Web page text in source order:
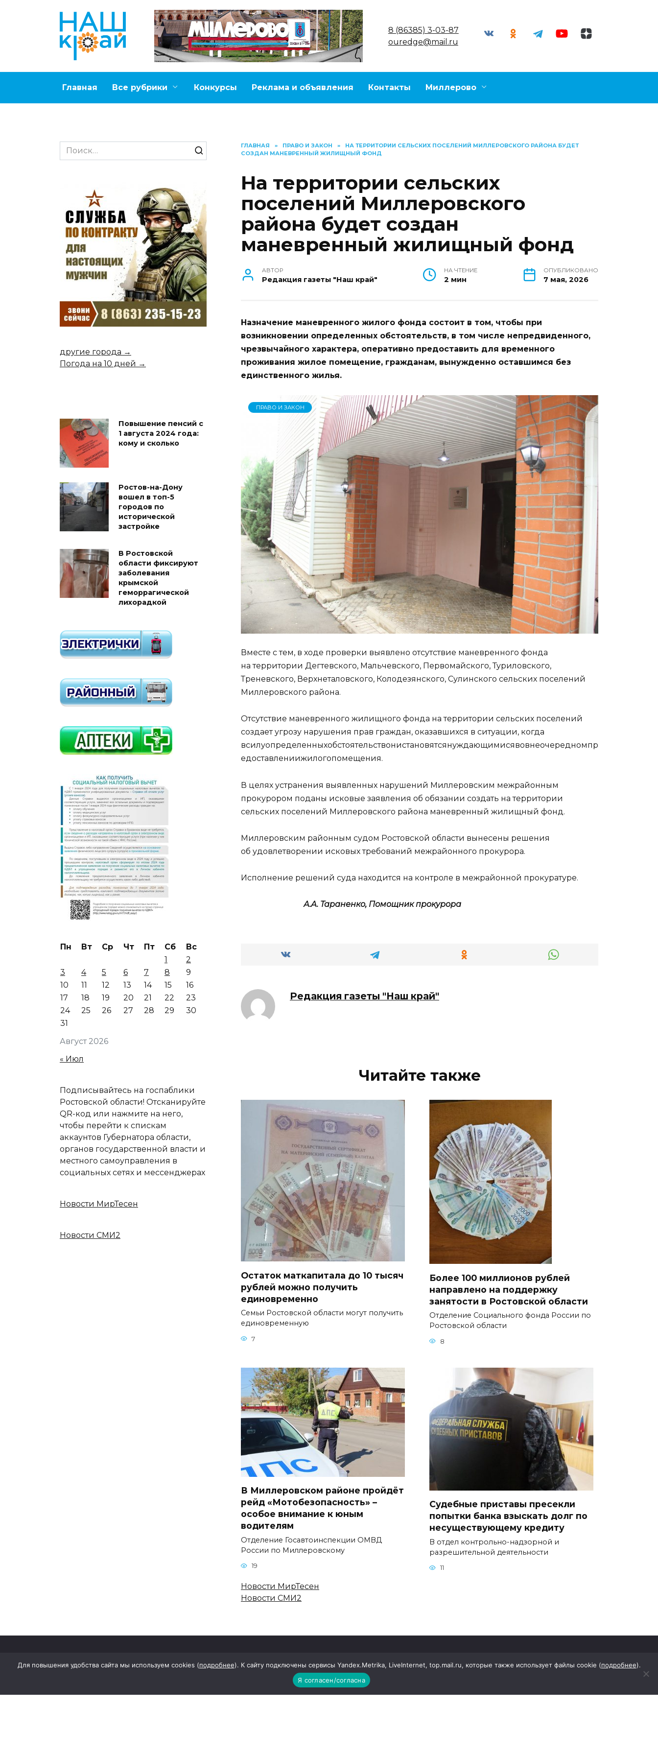
8 (86385) 3-03-87
ouredge@mail.ru
Главная Все рубрики Конкурсы Реклама и объявления Контакты Миллерово
ГЛАВНАЯ » ПРАВО И ЗАКОН »
НА ТЕРРИТОРИИ СЕЛЬСКИХ ПОСЕЛЕНИЙ МИЛЛЕРОВСКОГО РАЙОНА БУДЕТ
СОЗДАН МАНЕВРЕННЫЙ ЖИЛИЩНЫЙ ФОНД
На территории сельских
поселений Миллеровского
района будет создан
маневренный жилищный фонд
АВТОР
Редакция газеты "Наш край"
НА ЧТЕНИЕ
2 мин
ОПУБЛИКОВАНО
7 мая, 2026
Назначение маневренного жилого фонда состоит в том, чтобы при
возникновении определенных обстоятельств, в том числе непредвиденного,
чрезвычайного характера, оперативно предоставить для временного
проживания жилое помещение, гражданам, вынужденно оставшимся без
единственного жилья.
ПРАВО И ЗАКОН
Вместе с тем, в ходе проверки выявлено отсутствие маневренного фонда
на территории Дегтевского, Мальчевского, Первомайского, Туриловского,
Треневского, Верхнеталовского, Колодезянского, Сулинского сельских поселений
Миллеровского района.
Отсутствие маневренного жилищного фонда на территории сельских поселений
создает угрозу нарушения прав граждан, оказавшихся в ситуации, когда
всилуопределенныхобстоятельствонистановятсянуждающимисявовнеочередномпр
едоставлениижилогопомещения.
В целях устранения выявленных нарушений Миллеровским межрайонным
прокурором поданы исковые заявления об обязании создать на территории
сельских поселений Миллеровского района маневренный жилищный фонд.
Миллеровским районным судом Ростовской области вынесены решения
об удовлетворении исковых требований межрайонного прокурора.
Исполнение решений суда находится на контроле в межрайонной прокуратуре.
А.А. Тараненко, Помощник прокурора
Редакция газеты "Наш край"
Читайте также
Остаток маткапитала до 10 тысяч
рублей можно получить
единовременно
Семьи Ростовской области могут получить
единовременную
7
Более 100 миллионов рублей
направлено на поддержку
занятости в Ростовской области
Отделение Социального фонда России по
Ростовской области
8
В Миллеровском районе пройдёт
рейд «Мотобезопасность» –
особое внимание к юным
водителям
Отделение Госавтоинспекции ОМВД
России по Миллеровскому
19
Судебные приставы пресекли
попытки банка взыскать долг по
несуществующему кредиту
В отдел контрольно-надзорной и
разрешительной деятельности
11
Новости МирТесен
Новости СМИ2
Search
for:
другие города →
Погода на 10 дней →
Повышение пенсий с
1 августа 2024 года:
кому и сколько
Ростов-на-Дону
вошел в топ-5
городов по
исторической
застройке
В Ростовской
области фиксируют
заболевания
крымской
геморрагической
лихорадкой
Август 2026
Пн Вт Ср Чт Пт Сб
Вс
1
2
3
4 5 6 7 8
9
10
11 12 13 14 15
16
17
18 19 20 21 22
23
24
25 26 27 28 29
30
31
« Июл
Подписывайтесь на госпаблики
Ростовской области! Отсканируйте
QR-код или нажмите на него,
чтобы перейти к спискам
аккаунтов Губернатора области,
органов государственной власти и
местного самоуправления в
социальных сетях и мессенджерах
Новости МирТесен
Новости СМИ2
Наименование (название) средства массовой информации: Наш край
Для повышения удобства сайта мы используем cookies (подробнее). К сайту подключены сервисы Yandex.Metrika, LiveInternet, top.mail.ru, которые также использует файлы cookie (подробнее).
Я согласен/согласна